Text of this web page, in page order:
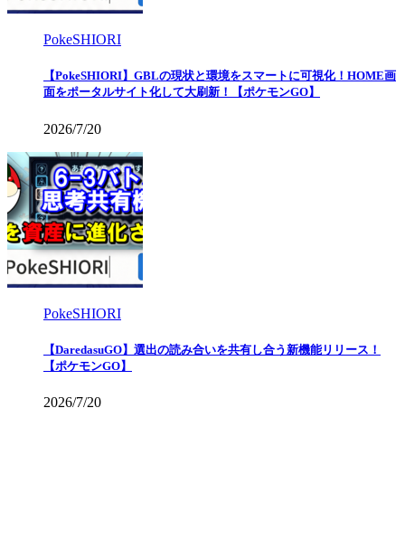
PokeSHIORI
【PokeSHIORI】GBLの現状と環境をスマートに可視化！HOME画
面をポータルサイト化して大刷新！【ポケモンGO】
2026/7/20
PokeSHIORI
【DaredasuGO】選出の読み合いを共有し合う新機能リリース！
【ポケモンGO】
2026/7/20